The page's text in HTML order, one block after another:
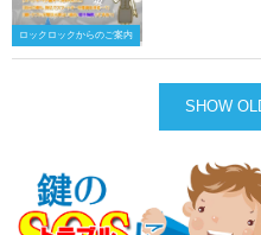
ロックロックからのご案内
SHOW